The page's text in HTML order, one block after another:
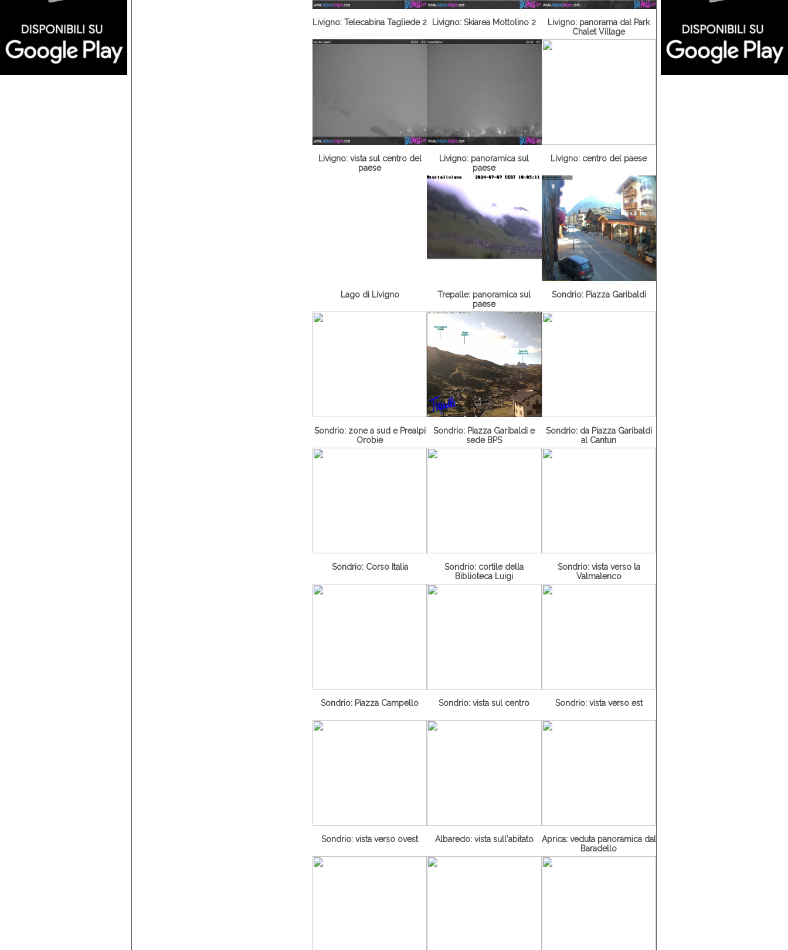
Livigno: Telecabina Tagliede 2 Livigno: Skiarea Mottolino 2
Livigno: panorama dal Park
Chalet Village
Livigno: vista sul centro del
paese
Livigno: panoramica sul
paese
Livigno: centro del paese
Lago di Livigno
Trepalle: panoramica sul
paese
Sondrio: Piazza Garibaldi
Sondrio: zone a sud e Prealpi
Orobie
Sondrio: Piazza Garibaldi e
sede BPS
Sondrio: da Piazza Garibaldi
al Cantun
Sondrio: Corso Italia
Sondrio: cortile della
Biblioteca Luigi
Sondrio: vista verso la
Valmalenco
Sondrio: Piazza Campello Sondrio: vista sul centro Sondrio: vista verso est
Sondrio: vista verso ovest Albaredo: vista sull'abitato
Aprica: veduta panoramica dal
Baradello